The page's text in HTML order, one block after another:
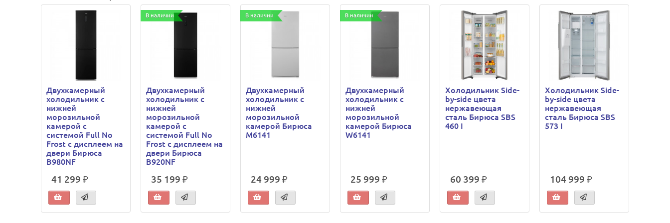
Двухкамерный
холодильник с
нижней
морозильной
камерой с
системой Full No
Frost с дисплеем на
двери Бирюса
B980NF
41 299 ₽
В наличии
Двухкамерный
холодильник с
нижней
морозильной
камерой с
системой Full No
Frost с дисплеем на
двери Бирюса
B920NF
35 199 ₽
В наличии
Двухкамерный
холодильник с
нижней
морозильной
камерой Бирюса
M6141
24 999 ₽
В наличии
Двухкамерный
холодильник с
нижней
морозильной
камерой Бирюса
W6141
25 999 ₽
Холодильник Side-
by-side цвета
нержавеющая
сталь Бирюса SBS
460 I
60 399 ₽
Холодильник Side-
by-side цвета
нержавеющая
сталь Бирюса SBS
573 I
104 999 ₽